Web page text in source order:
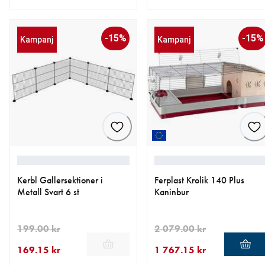
Kampanj -15%
Kerbl Gallersektioner i
Metall Svart 6 st
169.15 kr
199.00 kr
Kampanj -15%
Ferplast Krolik 140 Plus
Kaninbur
1 767.15 kr
2 079.00 kr